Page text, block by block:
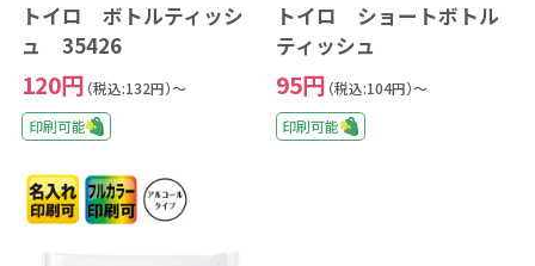
トイロ ボトルティッシ
ュ 35426
120円 （税込:132円）～
印刷可能
トイロ ショートボトル
ティッシュ
95円 （税込:104円）～
印刷可能